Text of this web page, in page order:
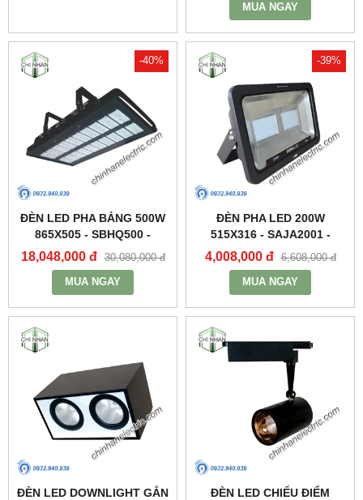
MUA NGAY
-40%
ĐÈN LED PHA BẢNG 500W
865X505 - SBHQ500 -
DUHAL
18,048,000 đ 30,080,000 đ
MUA NGAY
-39%
ĐÈN PHA LED 200W
515X316 - SAJA2001 -
DUHAL
4,008,000 đ 6,608,000 đ
MUA NGAY
ĐÈN LED DOWNLIGHT GẮN
ĐÈN LED CHIẾU ĐIỂM